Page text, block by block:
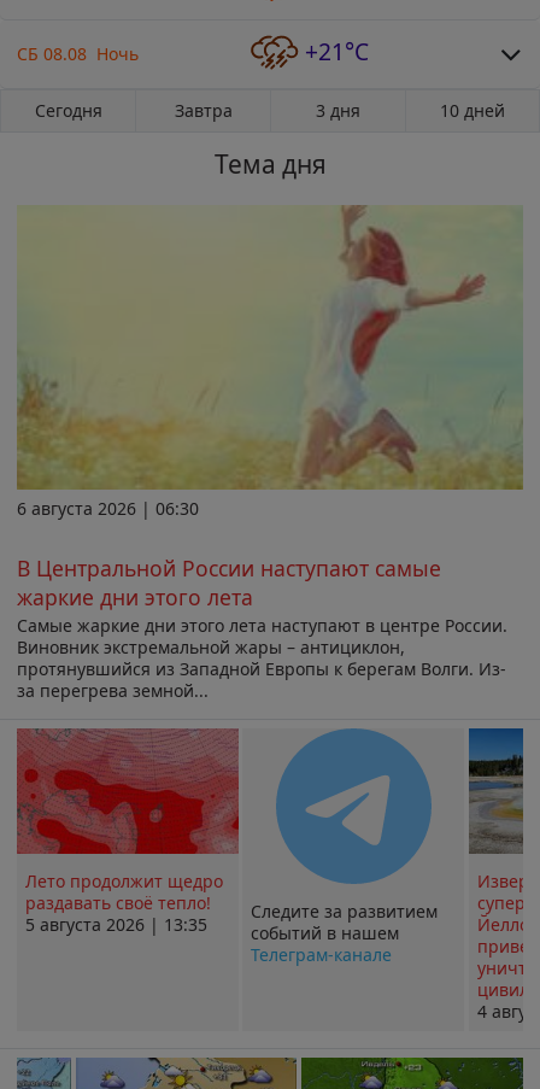
СБ 08.08 Ночь +21°C
Сегодня Завтра 3 дня 10 дней
Тема дня
6 августа 2026 | 06:30
В Центральной России наступают самые
жаркие дни этого лета
Самые жаркие дни этого лета наступают в центре России.
Виновник экстремальной жары – антициклон,
протянувшийся из Западной Европы к берегам Волги. Из-
за перегрева земной...
Лето продолжит щедро
раздавать своё тепло!
5 августа 2026 | 13:35
Следите за развитием
событий в нашем
Телеграм-канале
4